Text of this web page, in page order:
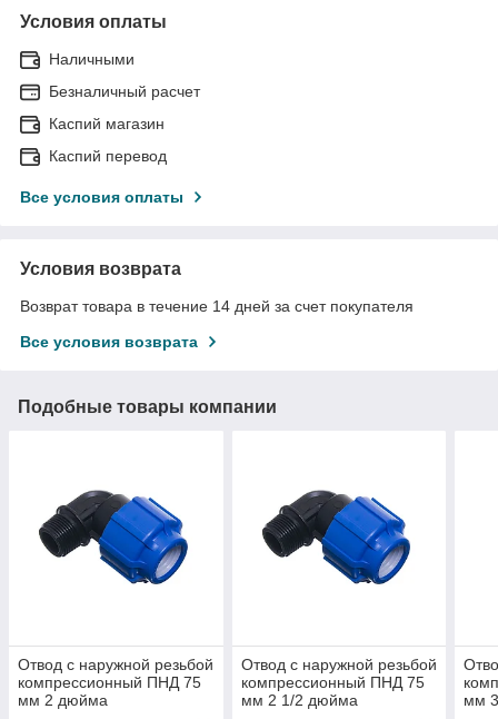
Условия оплаты
Наличными
Безналичный расчет
Каспий магазин
Каспий перевод
Все условия оплаты
Условия возврата
Возврат товара в течение 14 дней за счет покупателя
Все условия возврата
Подобные товары компании
Отвод с наружной резьбой
компрессионный ПНД 75
мм 2 дюйма
Отвод с наружной резьбой
компрессионный ПНД 75
мм 2 1/2 дюйма
мм